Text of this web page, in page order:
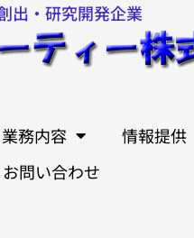
出・研究開発企業
業務内容 情報提供
お問い合わせ